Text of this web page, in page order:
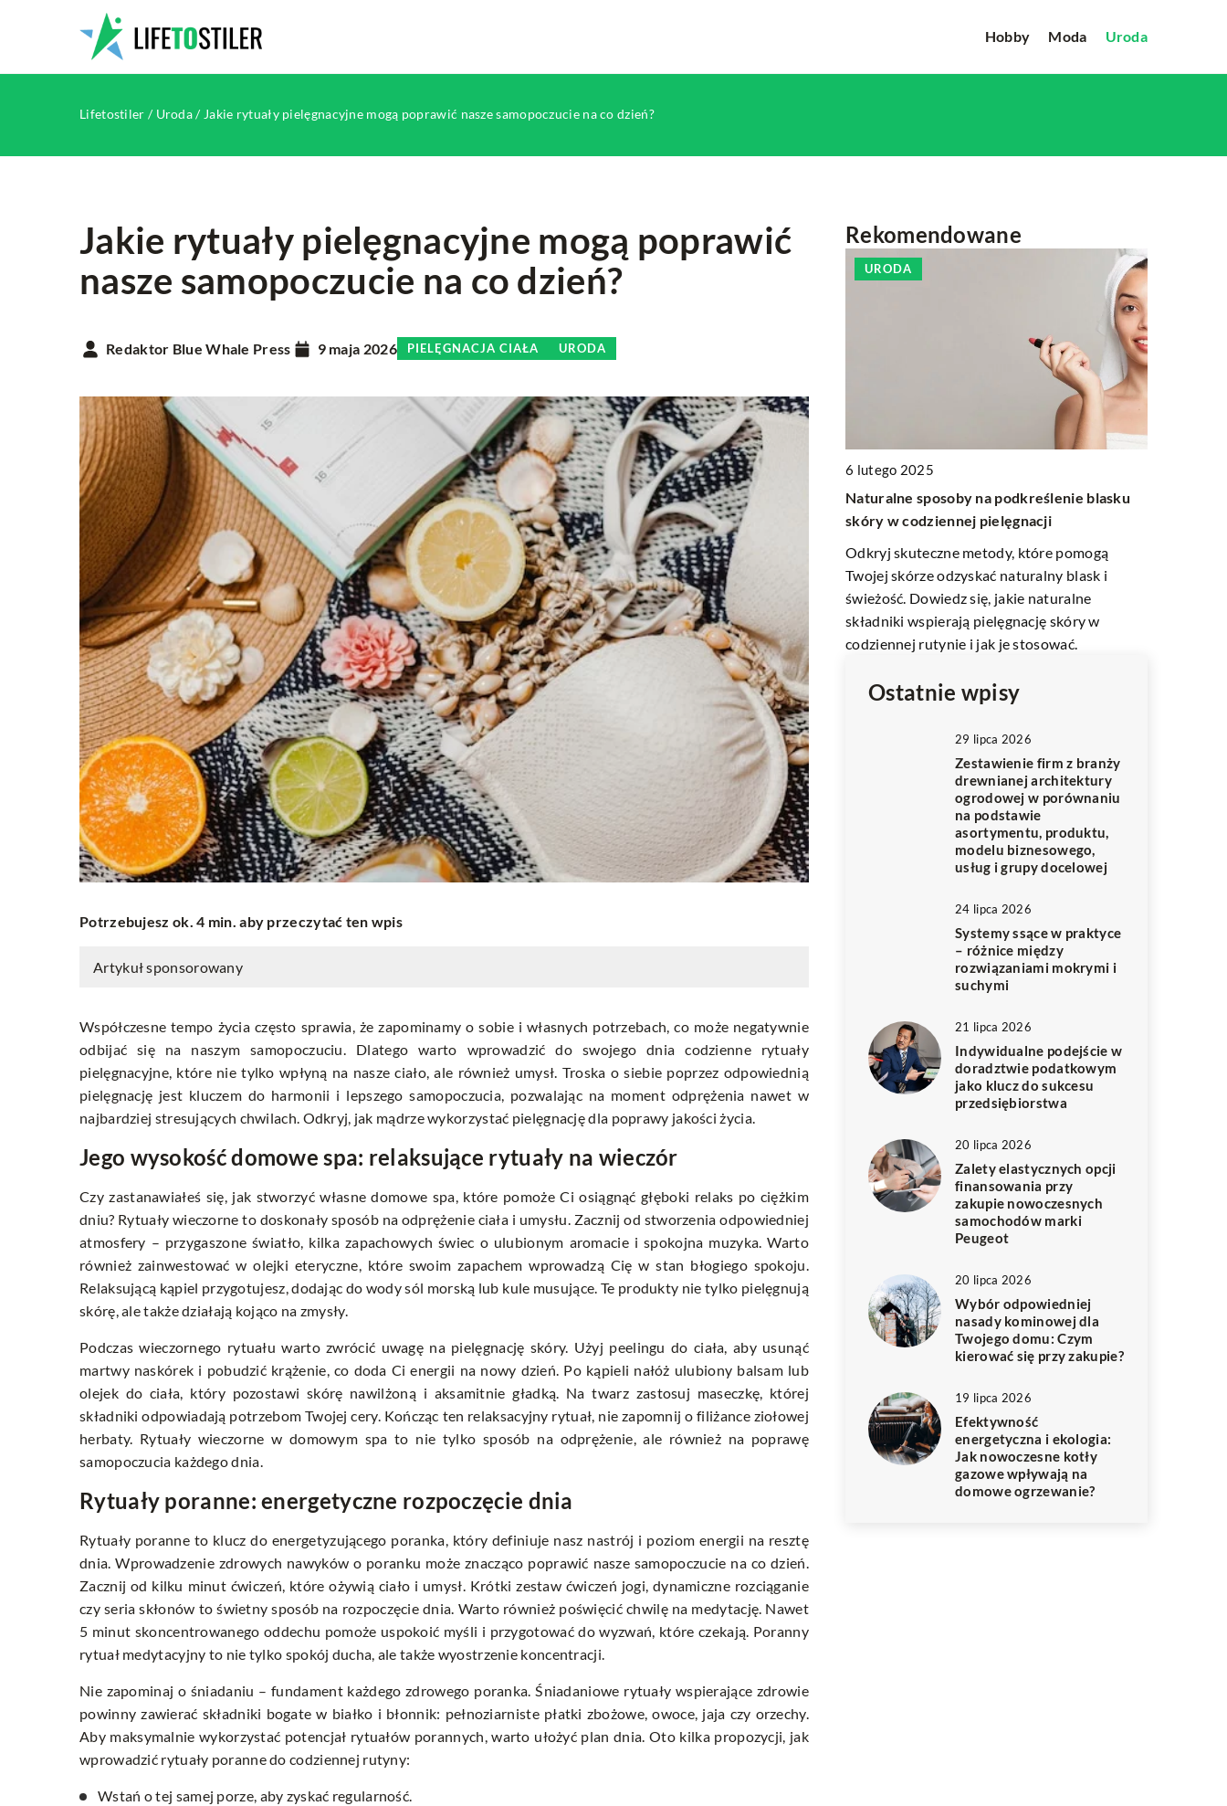
Hobby Moda Uroda
Lifetostiler / Uroda/ Jakie rytuały pielęgnacyjne mogą poprawić nasze samopoczucie na co dzień?
Jakie rytuały pielęgnacyjne mogą poprawić
nasze samopoczucie na co dzień?
Redaktor Blue Whale Press 9 maja 2026 PIELĘGNACJA CIAŁA URODA
Potrzebujesz ok. 4 min. aby przeczytać ten wpis
Artykuł sponsorowany
Współczesne tempo życia często sprawia, że zapominamy o sobie i własnych potrzebach, co może negatywnie
odbijać się na naszym samopoczuciu. Dlatego warto wprowadzić do swojego dnia codzienne rytuały
pielęgnacyjne, które nie tylko wpłyną na nasze ciało, ale również umysł. Troska o siebie poprzez odpowiednią
pielęgnację jest kluczem do harmonii i lepszego samopoczucia, pozwalając na moment odprężenia nawet w
najbardziej stresujących chwilach. Odkryj, jak mądrze wykorzystać pielęgnację dla poprawy jakości życia.
Jego wysokość domowe spa: relaksujące rytuały na wieczór
Czy zastanawiałeś się, jak stworzyć własne domowe spa, które pomoże Ci osiągnąć głęboki relaks po ciężkim
dniu? Rytuały wieczorne to doskonały sposób na odprężenie ciała i umysłu. Zacznij od stworzenia odpowiedniej
atmosfery – przygaszone światło, kilka zapachowych świec o ulubionym aromacie i spokojna muzyka. Warto
również zainwestować w olejki eteryczne, które swoim zapachem wprowadzą Cię w stan błogiego spokoju.
Relaksującą kąpiel przygotujesz, dodając do wody sól morską lub kule musujące. Te produkty nie tylko pielęgnują
skórę, ale także działają kojąco na zmysły.
Podczas wieczornego rytuału warto zwrócić uwagę na pielęgnację skóry. Użyj peelingu do ciała, aby usunąć
martwy naskórek i pobudzić krążenie, co doda Ci energii na nowy dzień. Po kąpieli nałóż ulubiony balsam lub
olejek do ciała, który pozostawi skórę nawilżoną i aksamitnie gładką. Na twarz zastosuj maseczkę, której
składniki odpowiadają potrzebom Twojej cery. Kończąc ten relaksacyjny rytuał, nie zapomnij o filiżance ziołowej
herbaty. Rytuały wieczorne w domowym spa to nie tylko sposób na odprężenie, ale również na poprawę
samopoczucia każdego dnia.
Rytuały poranne: energetyczne rozpoczęcie dnia
Rytuały poranne to klucz do energetyzującego poranka, który definiuje nasz nastrój i poziom energii na resztę
dnia. Wprowadzenie zdrowych nawyków o poranku może znacząco poprawić nasze samopoczucie na co dzień.
Zacznij od kilku minut ćwiczeń, które ożywią ciało i umysł. Krótki zestaw ćwiczeń jogi, dynamiczne rozciąganie
czy seria skłonów to świetny sposób na rozpoczęcie dnia. Warto również poświęcić chwilę na medytację. Nawet
5 minut skoncentrowanego oddechu pomoże uspokoić myśli i przygotować do wyzwań, które czekają. Poranny
rytuał medytacyjny to nie tylko spokój ducha, ale także wyostrzenie koncentracji.
Nie zapominaj o śniadaniu – fundament każdego zdrowego poranka. Śniadaniowe rytuały wspierające zdrowie
powinny zawierać składniki bogate w białko i błonnik: pełnoziarniste płatki zbożowe, owoce, jaja czy orzechy.
Aby maksymalnie wykorzystać potencjał rytuałów porannych, warto ułożyć plan dnia. Oto kilka propozycji, jak
wprowadzić rytuały poranne do codziennej rutyny:
Wstań o tej samej porze, aby zyskać regularność.
Rekomendowane
16 marca 2026
Twórcze wyrażanie siebie przez sztukę: jak
rozpocząć przygodę z malarstwem
intuicyjnym?
Poznaj tajniki malarstwa intuicyjnego, które
odkrywa osobiste emocje i spontaniczność w
sztuce. Dowiedz się, jak zacząć, rozwijać swój
warsztat malarski i czerpać radość z procesu
twórczego.
MODA
13 grudnia 2024
Jakie elementy garderoby mogą odmienić
twój codzienny styl?
Dowiedz się, jak małe dodatki i kluczowe
elementy odzieży mogą całkowicie zmienić
Twoją garderobę, nadając jej unikalnego
charakteru i świeżości na każdy dzień.
URODA
6 lutego 2025
Naturalne sposoby na podkreślenie blasku
skóry w codziennej pielęgnacji
Odkryj skuteczne metody, które pomogą
Twojej skórze odzyskać naturalny blask i
świeżość. Dowiedz się, jakie naturalne
składniki wspierają pielęgnację skóry w
codziennej rutynie i jak je stosować.
Ostatnie wpisy
29 lipca 2026
Zestawienie firm z branży
drewnianej architektury
ogrodowej w porównaniu
na podstawie
asortymentu, produktu,
modelu biznesowego,
usług i grupy docelowej
24 lipca 2026
Systemy ssące w praktyce
– różnice między
rozwiązaniami mokrymi i
suchymi
21 lipca 2026
Indywidualne podejście w
doradztwie podatkowym
jako klucz do sukcesu
przedsiębiorstwa
20 lipca 2026
Zalety elastycznych opcji
finansowania przy
zakupie nowoczesnych
samochodów marki
Peugeot
20 lipca 2026
Wybór odpowiedniej
nasady kominowej dla
Twojego domu: Czym
kierować się przy zakupie?
19 lipca 2026
Efektywność
energetyczna i ekologia:
Jak nowoczesne kotły
gazowe wpływają na
domowe ogrzewanie?